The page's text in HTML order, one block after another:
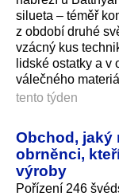
silueta – téměř
z období druhé
vzácný kus
lidské ostatky a
válečného
tento týden
Obchod, jaký
obrněnci,
výroby
Pořízení 246